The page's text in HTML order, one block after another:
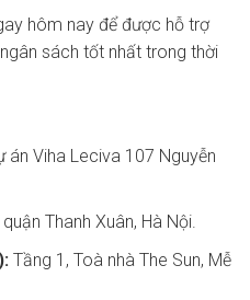
hôm nay để được hỗ trợ
sách tốt nhất trong thời
án Viha Leciva 107 Nguyễn
Thanh Xuân, Hà Nội.
Tầng 1, Toà nhà The Sun, Mễ